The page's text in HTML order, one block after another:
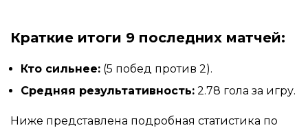
Краткие итоги 9 последних матчей:
Кто сильнее: (5 побед против 2).
Средняя результативность: 2.78 гола за игру.
Ниже представлена подробная статистика по